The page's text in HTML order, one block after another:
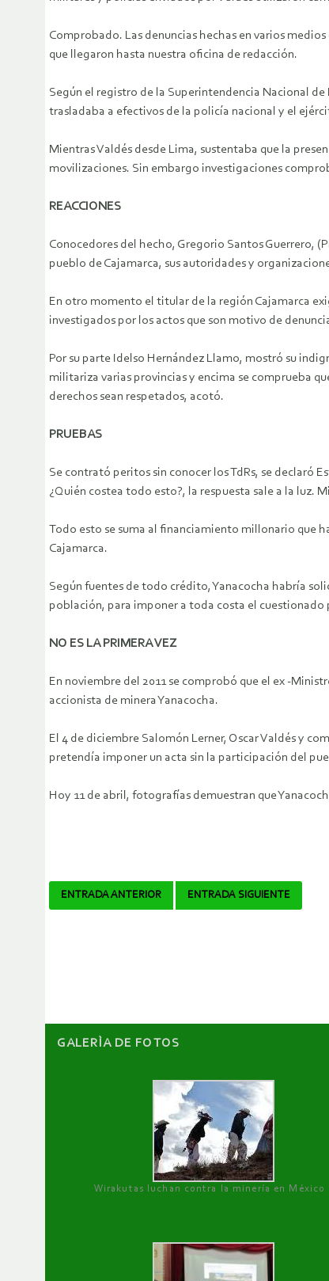
Comprobado. Las denuncias hechas en varios
que llegaron hasta nuestra oficina de redacción.
Según el registro de la Superintendencia Nacional de
trasladaba a efectivos de la policía nacional y el
Mientras Valdés desde Lima, sustentaba que la
movilizaciones. Sin embargo investigaciones
REACCIONES
Conocedores del hecho, Gregorio Santos Guerrero,
pueblo de Cajamarca, sus autoridades y
En otro momento el titular de la región Cajamarca
investigados por los actos que son motivo de
Por su parte Idelso Hernández Llamo, mostró su
militariza varias provincias y encima se comprueba
derechos sean respetados, acotó.
PRUEBAS
Se contrató peritos sin conocer los TdRs, se declaró
¿Quién costea todo esto?, la respuesta sale a la luz.
Todo esto se suma al financiamiento millonario que
Cajamarca.
Según fuentes de todo crédito, Yanacocha habría
población, para imponer a toda costa el
NO ES LA PRIMERA VEZ
En noviembre del 2011 se comprobó que el ex -
accionista de minera Yanacocha.
El 4 de diciembre Salomón Lerner, Oscar Valdés y
pretendía imponer un acta sin la participación del
Hoy 11 de abril, fotografías demuestran que
Navegador
ENTRADA ANTERIOR ENTRADA SIGUIENTE
GALERÌA DE FOTOS
Wirakutas luchan contra la minería en México